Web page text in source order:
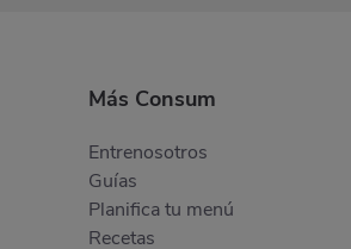
Más Consum
Entrenosotros
Guías
Planifica tu menú
Recetas